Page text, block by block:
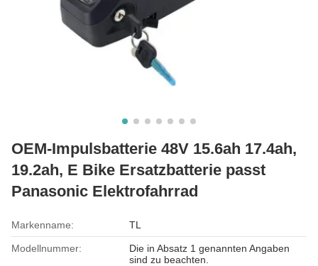
OEM-Impulsbatterie 48V 15.6ah 17.4ah,
19.2ah, E Bike Ersatzbatterie passt
Panasonic Elektrofahrrad
Markenname: TL
Modellnummer:
Die in Absatz 1 genannten Angaben
sind zu beachten.